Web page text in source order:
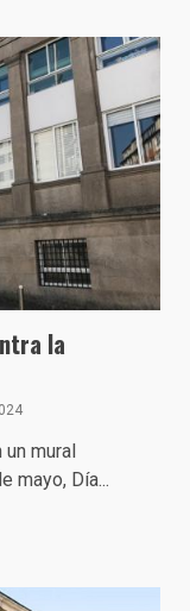
la
un mural
mayo, Día...